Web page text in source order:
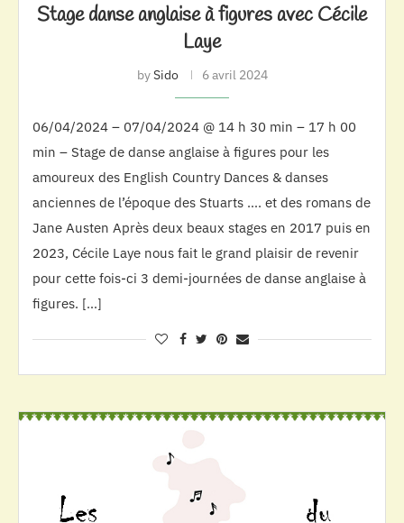
Stage danse anglaise à figures avec Cécile
Laye
bySido 6 avril 2024
06/04/2024 – 07/04/2024 @ 14 h 30 min – 17 h 00
min – Stage de danse anglaise à figures pour les
amoureux des English Country Dances & danses
anciennes de l’époque des Stuarts …. et des romans de
Jane Austen Après deux beaux stages en 2017 puis en
2023, Cécile Laye nous fait le grand plaisir de revenir
pour cette fois-ci 3 demi-journées de danse anglaise à
figures. […]